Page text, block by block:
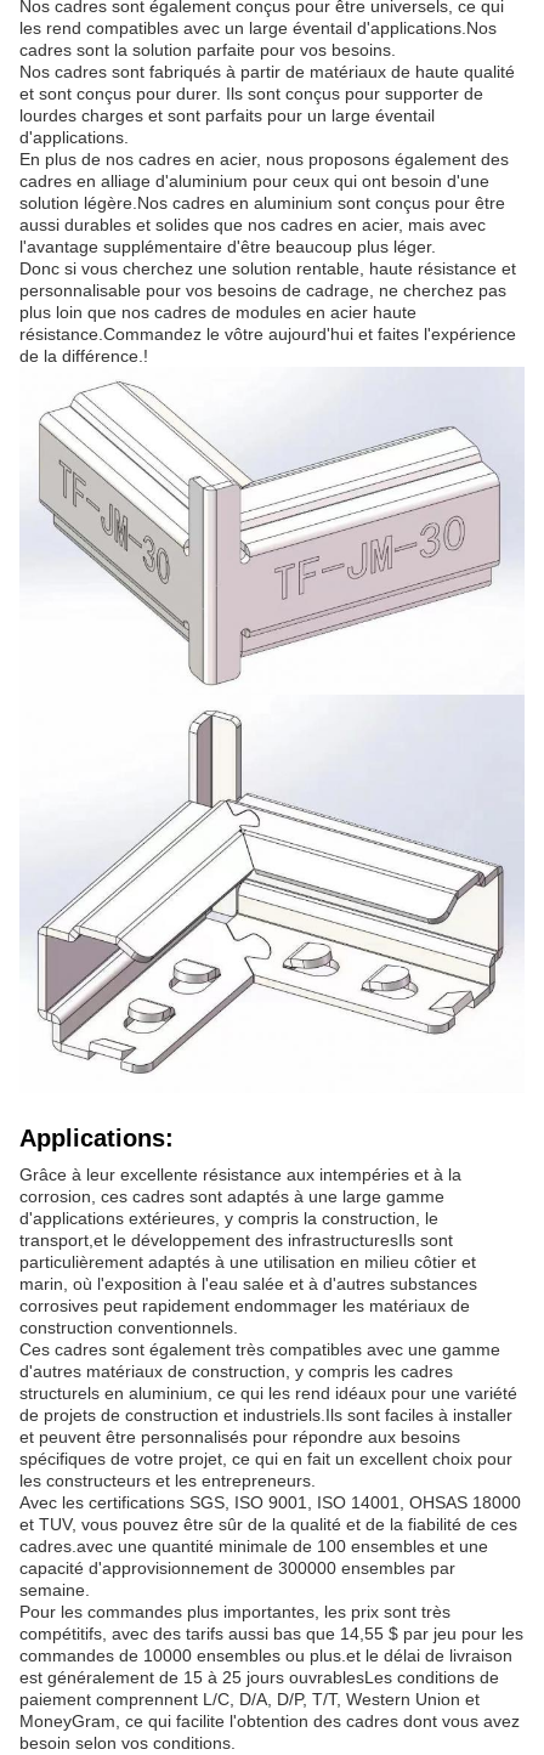
Nos cadres sont également conçus pour être universels, ce qui
les rend compatibles avec un large éventail d'applications.Nos
cadres sont la solution parfaite pour vos besoins.
Nos cadres sont fabriqués à partir de matériaux de haute qualité
et sont conçus pour durer. Ils sont conçus pour supporter de
lourdes charges et sont parfaits pour un large éventail
d'applications.
En plus de nos cadres en acier, nous proposons également des
cadres en alliage d'aluminium pour ceux qui ont besoin d'une
solution légère.Nos cadres en aluminium sont conçus pour être
aussi durables et solides que nos cadres en acier, mais avec
l'avantage supplémentaire d'être beaucoup plus léger.
Donc si vous cherchez une solution rentable, haute résistance et
personnalisable pour vos besoins de cadrage, ne cherchez pas
plus loin que nos cadres de modules en acier haute
résistance.Commandez le vôtre aujourd'hui et faites l'expérience
de la différence.!
Applications:
Grâce à leur excellente résistance aux intempéries et à la
corrosion, ces cadres sont adaptés à une large gamme
d'applications extérieures, y compris la construction, le
transport,et le développement des infrastructuresIls sont
particulièrement adaptés à une utilisation en milieu côtier et
marin, où l'exposition à l'eau salée et à d'autres substances
corrosives peut rapidement endommager les matériaux de
construction conventionnels.
Ces cadres sont également très compatibles avec une gamme
d'autres matériaux de construction, y compris les cadres
structurels en aluminium, ce qui les rend idéaux pour une variété
de projets de construction et industriels.Ils sont faciles à installer
et peuvent être personnalisés pour répondre aux besoins
spécifiques de votre projet, ce qui en fait un excellent choix pour
les constructeurs et les entrepreneurs.
Avec les certifications SGS, ISO 9001, ISO 14001, OHSAS 18000
et TUV, vous pouvez être sûr de la qualité et de la fiabilité de ces
cadres.avec une quantité minimale de 100 ensembles et une
capacité d'approvisionnement de 300000 ensembles par
semaine.
Pour les commandes plus importantes, les prix sont très
compétitifs, avec des tarifs aussi bas que 14,55 $ par jeu pour les
commandes de 10000 ensembles ou plus.et le délai de livraison
est généralement de 15 à 25 jours ouvrablesLes conditions de
paiement comprennent L/C, D/A, D/P, T/T, Western Union et
MoneyGram, ce qui facilite l'obtention des cadres dont vous avez
besoin selon vos conditions.